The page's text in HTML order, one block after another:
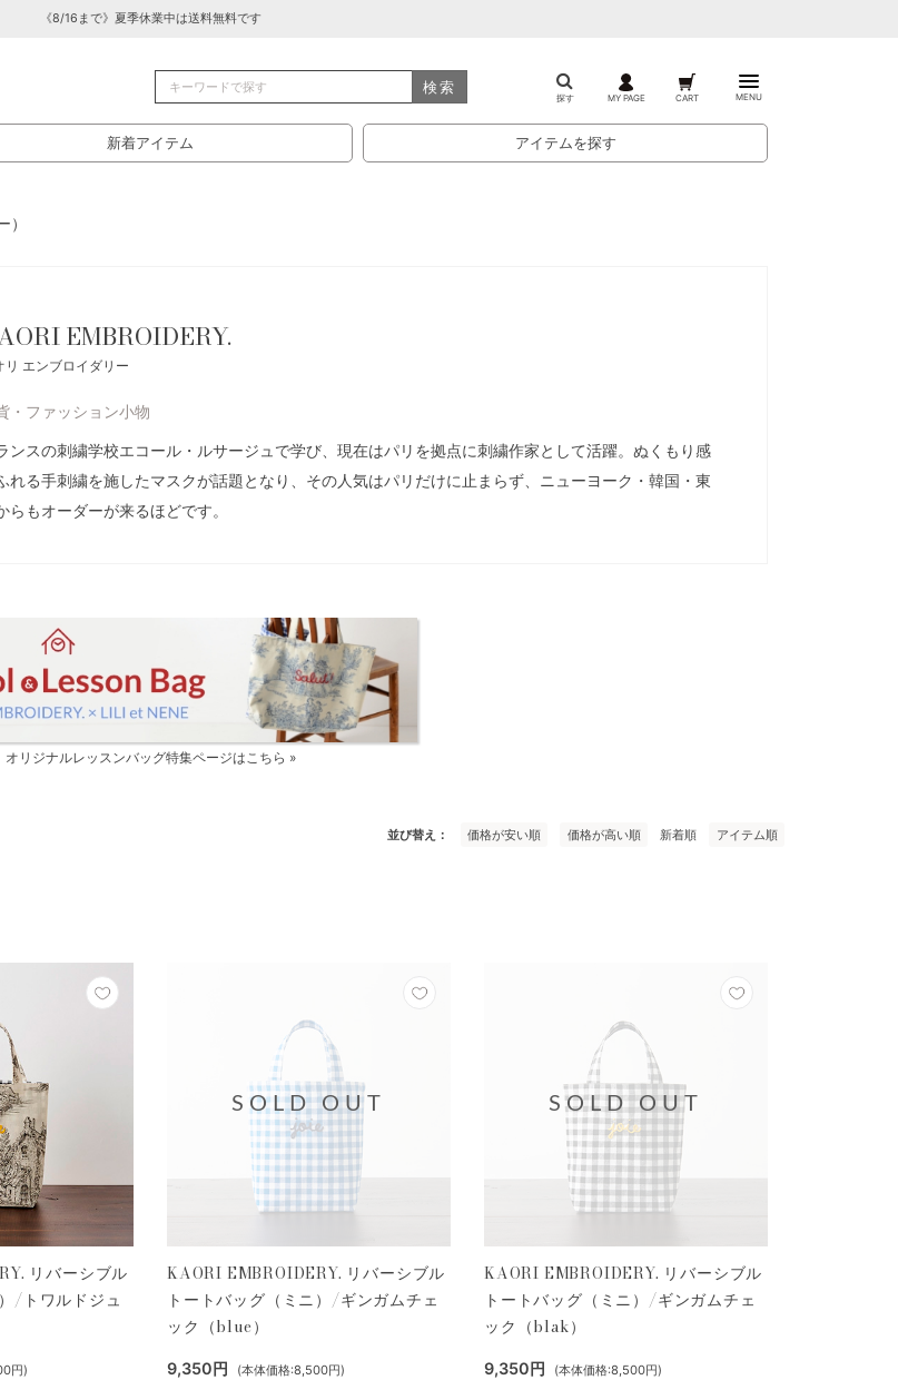
《8/16まで》夏季休業中は送料無料です
検索
探す MY PAGE CART MENU
新着アイテム アイテムを探す
EMBROIDERY.
リ エンブロイダリー
・ファッション小物
ンスの刺繍学校エコール・ルサージュで学び、現在はパリを拠点に刺繍作家として活躍。ぬくもり感
れる手刺繍を施したマスクが話題となり、その人気はパリだけに止まらず、ニューヨーク・韓国・東
らもオーダーが来るほどです。
オリジナルレッスンバッグ特集ページはこちら »
並び替え 価格が安い順 価格が高い順 新着順 アイテム順
リバーシブル
/トワルドジュ
円)
KAORI EMBROIDERY. リバーシブル
トートバッグ（ミニ）/ギンガムチェ
ック（blue）
9,350円 (本体価格:8,500円)
SOLD OUT
KAORI EMBROIDERY. リバーシブル
トートバッグ（ミニ）/ギンガムチェ
ック（blak）
9,350円 (本体価格:8,500円)
SOLD OUT